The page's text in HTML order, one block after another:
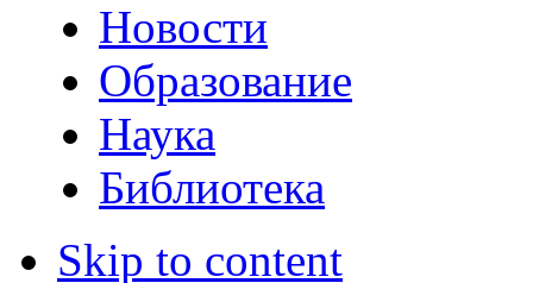
Новости
Образование
Наука
Библиотека
Skip to content